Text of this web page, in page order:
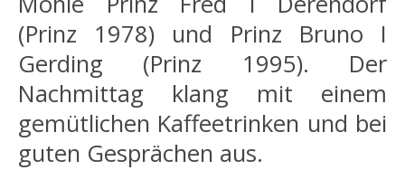
(Prinz 1978) und Prinz Bruno I
Gerding (Prinz 1995). Der
Nachmittag klang mit einem
gemütlichen Kaffeetrinken und bei
guten Gesprächen aus.